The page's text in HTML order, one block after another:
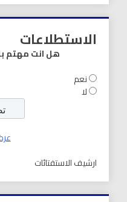
الاستطلاعات
هل انت مهتم
نعم
لا
ارشيف الاستفتائات